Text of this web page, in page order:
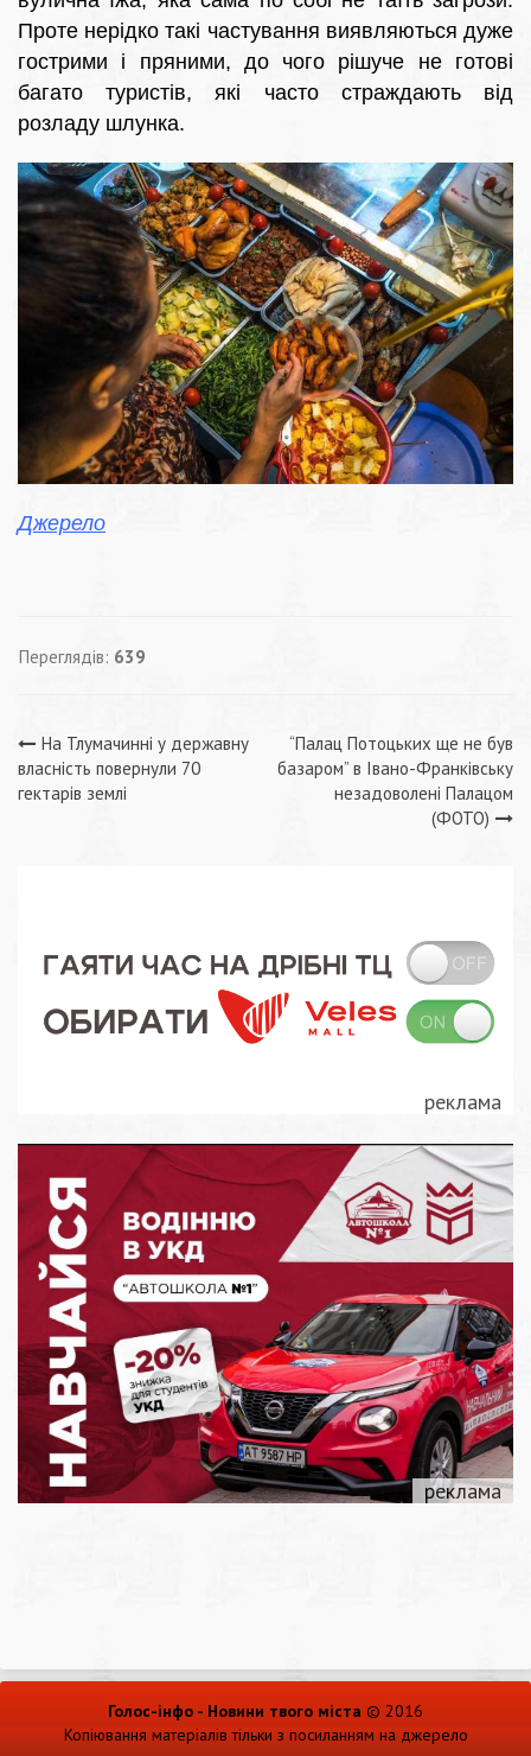
Проте нерідко такі частування виявляються дуже
гострими і пряними, до чого рішуче не готові
багато туристів, які часто страждають від
розладу шлунка.
Джерело
Переглядів: 639
Навігація
записів
На Тлумачинні у державну
власність повернули 70
гектарів землі
“Палац Потоцьких ще не був
базаром” в Івано-Франківську
незадоволені Палацом
(ФОТО)
Голос-інфо - Новини твого міста © 2016
Копіювання матеріалів тільки з посиланням на джерело